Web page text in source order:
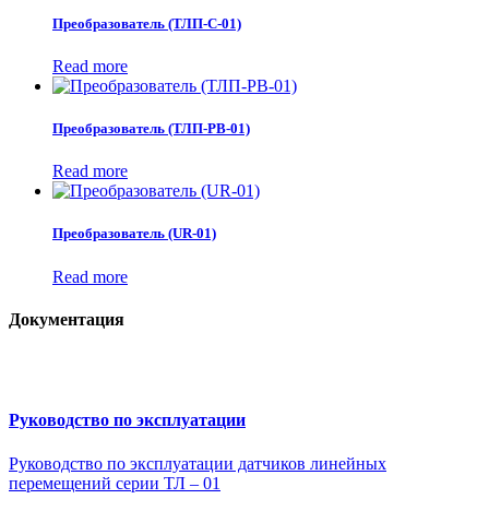
Преобразователь (ТЛП-C-01)
Read more
Преобразователь (ТЛП-PB-01)
Read more
Преобразователь (UR-01)
Read more
Документация
Руководство по эксплуатации
Руководство по эксплуатации датчиков линейных
перемещений серии ТЛ – 01